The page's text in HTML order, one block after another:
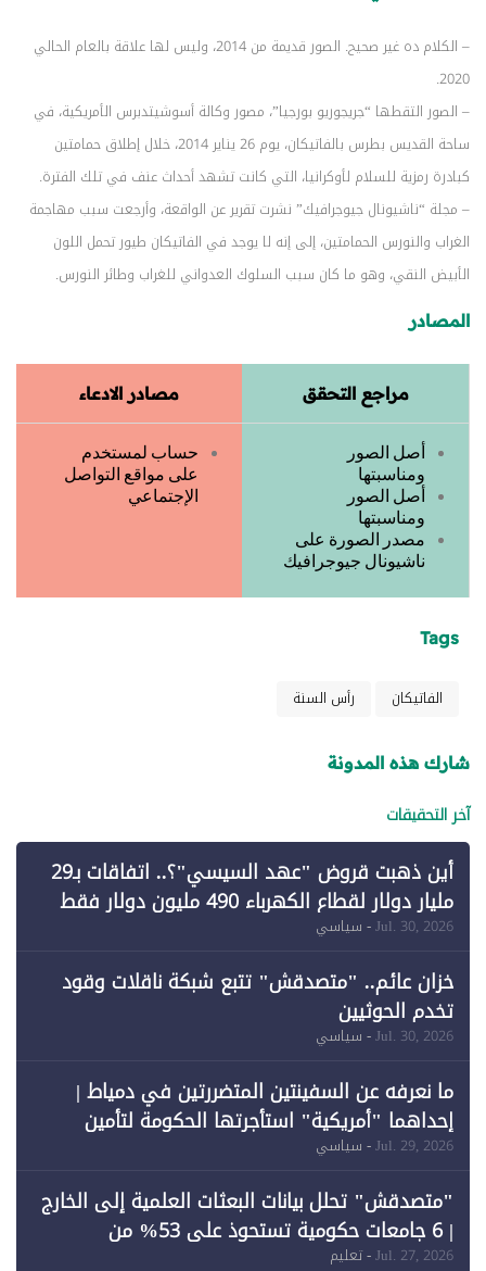
– الكلام ده غير صحيح. الصور قديمة من 2014، وليس لها علاقة بالعام الحالي
2020.
– الصور التقطها “جريجوريو بورجيا”، مصور وكالة أسوشيتدبرس الأمريكية، في
ساحة القديس بطرس بالفاتيكان، يوم 26 يناير 2014، خلال إطلاق حمامتين
كبادرة رمزية للسلام لأوكرانيا، التي كانت تشهد أحداث عنف في تلك الفترة.
– مجلة “ناشيونال جيوجرافيك” نشرت تقرير عن الواقعة، وأرجعت سبب مهاجمة
الغراب والنورس الحمامتين، إلى إنه لا يوجد في الفاتيكان طيور تحمل اللون
الأبيض النقي، وهو ما كان سبب السلوك العدواني للغراب وطائر النورس.
المصادر
مراجع التحقق مصادر الادعاء
أصل الصور
ومناسبتها
أصل الصور
ومناسبتها
مصدر الصورة على
ناشيونال جيوجرافيك
حساب لمستخدم
على مواقع التواصل
الإجتماعي
Tags
الفاتيكان رأس السنة
شارك هذه المدونة
آخر التحقيقات
أين ذهبت قروض "عهد السيسي"؟.. اتفاقات بـ29
مليار دولار لقطاع الكهرباء 490 مليون دولار فقط
لـ"الطاقة المتجددة" (1)
Jul. 30, 2026- سياسي
خزان عائم.. "متصدقش" تتبع شبكة ناقلات وقود
تخدم الحوثيين
Jul. 30, 2026- سياسي
ما نعرفه عن السفينتين المتضررتين في دمياط |
إحداهما "أمريكية" استأجرتها الحكومة لتأمين
احتياجات الطاقة
Jul. 29, 2026- سياسي
"متصدقش" تحلل بيانات البعثات العلمية إلى الخارج
| 6 جامعات حكومية تستحوذ على 53% من
Jul. 27, 2026- تعليم